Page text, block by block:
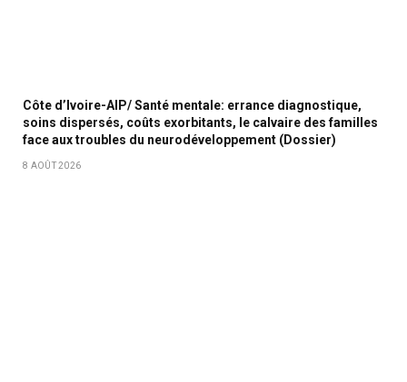
Côte d’Ivoire-AIP/ Santé mentale: errance diagnostique,
soins dispersés, coûts exorbitants, le calvaire des familles
face aux troubles du neurodéveloppement (Dossier)
8 AOÛT 2026